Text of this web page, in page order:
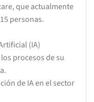
que actualmente
personas.
(IA)
procesos de su
de IA en el sector